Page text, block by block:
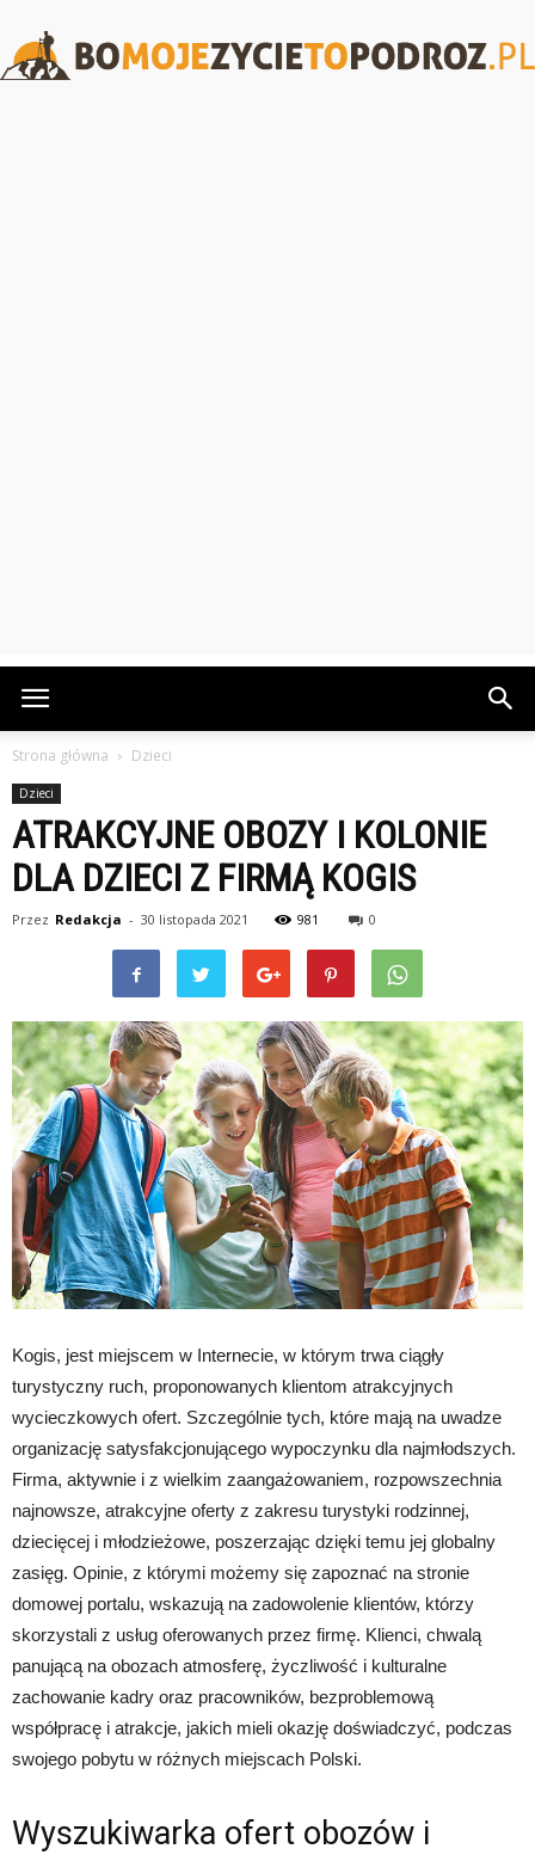
Strona główna Dzieci
Dzieci
ATRAKCYJNE OBOZY I KOLONIE
DLA DZIECI Z FIRMĄ KOGIS
Przez Redakcja - 30 listopada 2021 981 0
Kogis, jest miejscem w Internecie, w którym trwa ciągły
turystyczny ruch, proponowanych klientom atrakcyjnych
wycieczkowych ofert. Szczególnie tych, które mają na uwadze
organizację satysfakcjonującego wypoczynku dla najmłodszych.
Firma, aktywnie i z wielkim zaangażowaniem, rozpowszechnia
najnowsze, atrakcyjne oferty z zakresu turystyki rodzinnej,
dziecięcej i młodzieżowe, poszerzając dzięki temu jej globalny
zasięg. Opinie, z którymi możemy się zapoznać na stronie
domowej portalu, wskazują na zadowolenie klientów, którzy
skorzystali z usług oferowanych przez firmę. Klienci, chwalą
panującą na obozach atmosferę, życzliwość i kulturalne
zachowanie kadry oraz pracowników, bezproblemową
współpracę i atrakcje, jakich mieli okazję doświadczyć, podczas
swojego pobytu w różnych miejscach Polski.
Wyszukiwarka ofert obozów i